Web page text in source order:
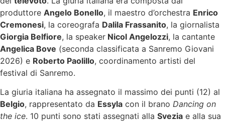
produttore Angelo Bonello, il maestro d’orchestra Enrico
Cremonesi, la coreografa Dalila Frassanito, la giornalista
Giorgia Belfiore, la speaker Nicol Angelozzi, la cantante
Angelica Bove (seconda classificata a Sanremo Giovani
2026) e Roberto Paolillo, coordinamento artisti del
festival di Sanremo.
La giuria italiana ha assegnato il massimo dei punti (12) al
Belgio, rappresentato da Essyla con il brano Dancing on
the ice. 10 punti sono stati assegnati alla Svezia e alla sua